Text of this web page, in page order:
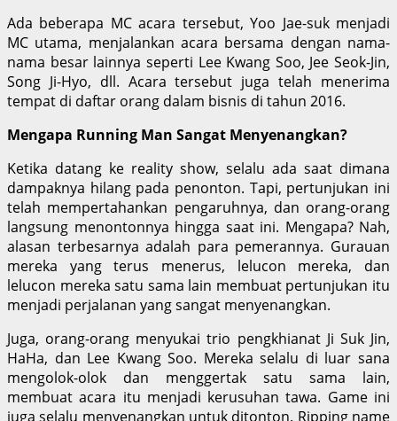
Ada beberapa MC acara tersebut, Yoo Jae-suk menjadi
MC utama, menjalankan acara bersama dengan nama-
nama besar lainnya seperti Lee Kwang Soo, Jee Seok-Jin,
Song Ji-Hyo, dll. Acara tersebut juga telah menerima
tempat di daftar orang dalam bisnis di tahun 2016.
Mengapa Running Man Sangat Menyenangkan?
Ketika datang ke reality show, selalu ada saat dimana
dampaknya hilang pada penonton. Tapi, pertunjukan ini
telah mempertahankan pengaruhnya, dan orang-orang
langsung menontonnya hingga saat ini. Mengapa? Nah,
alasan terbesarnya adalah para pemerannya. Gurauan
mereka yang terus menerus, lelucon mereka, dan
lelucon mereka satu sama lain membuat pertunjukan itu
menjadi perjalanan yang sangat menyenangkan.
Juga, orang-orang menyukai trio pengkhianat Ji Suk Jin,
HaHa, dan Lee Kwang Soo. Mereka selalu di luar sana
mengolok-olok dan menggertak satu sama lain,
membuat acara itu menjadi kerusuhan tawa. Game ini
juga selalu menyenangkan untuk ditonton. Ripping name